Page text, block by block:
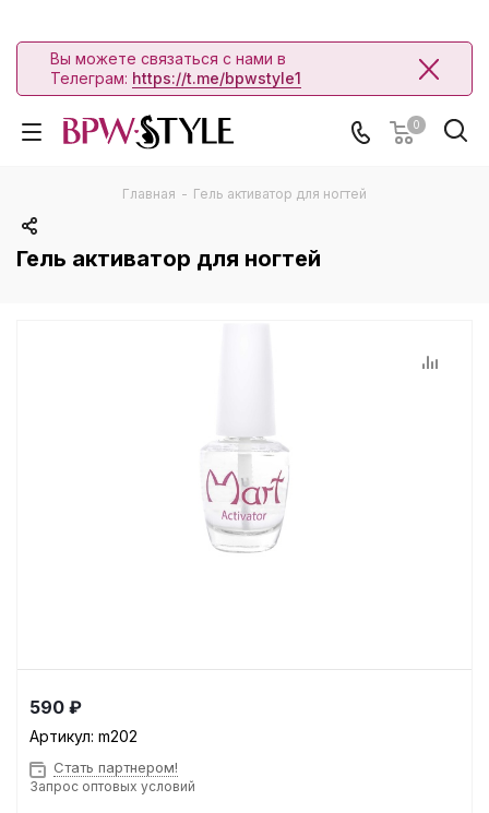
Вы можете связаться с нами в
Телеграм: https://t.me/bpwstyle1
0
Главная - Гель активатор для ногтей
Гель активатор для ногтей
590 ₽
Артикул: m202
Стать партнером!
Запрос оптовых условий